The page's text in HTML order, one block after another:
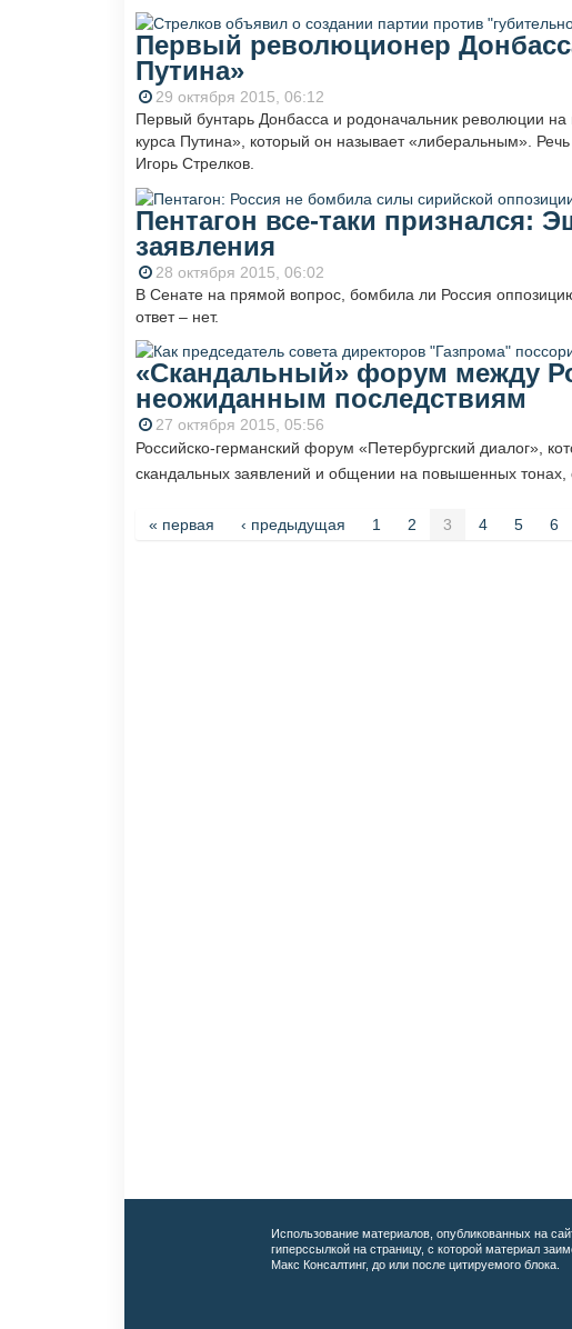
Первый революционер
Путина»
29 октября 2015, 06:12
Первый бунтарь Донбасса и родоначальник революции на
курса Путина», который он называет «либеральным».
Игорь Стрелков.
Пентагон все-таки признался:
заявления
28 октября 2015, 06:02
В Сенате на прямой вопрос, бомбила ли Россия
ответ – нет.
«Скандальный» форум между
неожиданным последствиям
27 октября 2015, 05:56
Российско-германский форум «Петербургский диалог»,
скандальных заявлений и общении на повышенных тонах,
Страницы
« первая ‹ предыдущая 1 2 3 4 5 6
Использование материалов, опубликованных на
гиперссылкой на страницу, с которой материал
Макс Консалтинг, до или после цитируемого блока.